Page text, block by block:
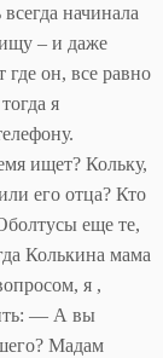
начинала
– и даже
где он, все равно
я
ищет? Кольку,
его отца? Кто
еще те,
Колькина мама
я ,
— А вы
Мадам